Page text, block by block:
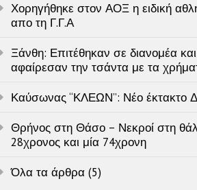
Χορηγήθηκε στον ΑΟΞ η ειδική
απο τη Γ.Γ.Α
Ξάνθη: Επιτέθηκαν σε διανομέα
αφαίρεσαν την τσάντα με τα
Καύσωνας “ΚΛΕΩΝ”: Νέο έκτακτο
Θρήνος στη Θάσο – Νεκροί στη
28χρονος και μία 74χρονη
Όλα τα άρθρα (5)